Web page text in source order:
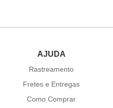
AJUDA
Rastreamento
Fretes e Entregas
Como Comprar